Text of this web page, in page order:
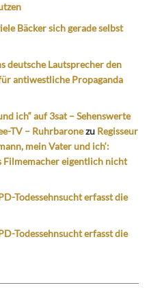
Bäcker sich gerade selbst
deutsche Lautsprecher den
antiwestliche Propaganda
ich“ auf 3sat – Sehenswerte
TV – Ruhrbaronezu Regisseur
mein Vater und ich‘:
Filmemacher eigentlich nicht
Todessehnsucht erfasst die
Todessehnsucht erfasst die